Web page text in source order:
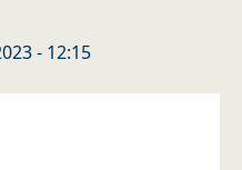
- 12:15